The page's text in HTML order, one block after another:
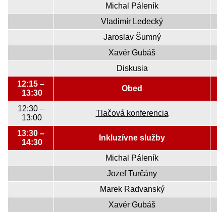
Michal Páleník
Vladimír Ledecký
Jaroslav Šumný
Xavér Gubáš
Diskusia
12:15 –
13:30
Obed
12:30 –
13:00
Tlačová konferencia
13:30 –
14:30
Inkluzívne služby
Michal Páleník
Jozef Turčány
Marek Radvanský
Xavér Gubáš